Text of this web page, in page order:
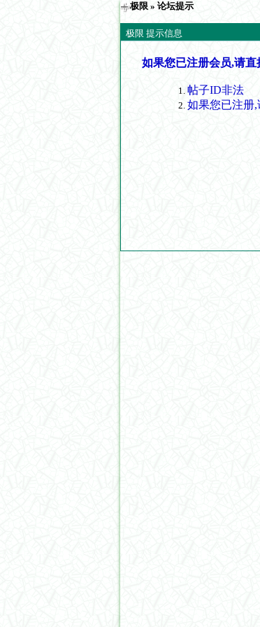
极限 » 论坛提示
极限 提示信息
如果您已注册会员,请
帖子ID非法
如果您已注册